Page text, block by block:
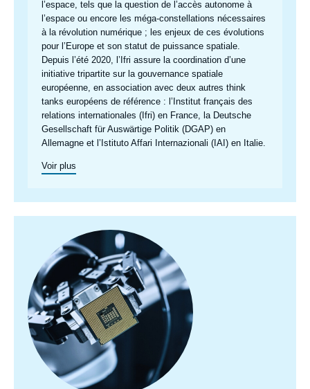
l’espace, tels que la question de l’accès autonome à
l’espace ou encore les méga-constellations nécessaires
à la révolution numérique ; les enjeux de ces évolutions
pour l’Europe et son statut de puissance spatiale.
Depuis l’été 2020, l’Ifri assure la coordination d’une
initiative tripartite sur la gouvernance spatiale
européenne, en association avec deux autres think
tanks européens de référence : l’Institut français des
relations internationales (Ifri) en France, la Deutsche
Gesellschaft für Auswärtige Politik (DGAP) en
Allemagne et l’ Istituto Affari Internazionali (IAI) en Italie.
Voir plus
principale